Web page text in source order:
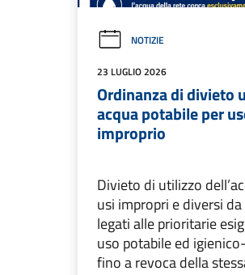
NOTIZIE
23 LUGLIO 2026
Ordinanza di divieto
acqua potabile per
improprio
Divieto di utilizzo
usi impropri e diversi
legati alle prioritarie
uso potabile ed
fino a revoca della